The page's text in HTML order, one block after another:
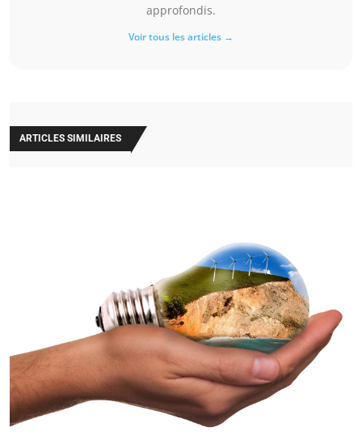
approfondis.
Voir tous les articles →
ARTICLES SIMILAIRES